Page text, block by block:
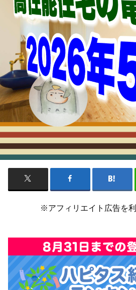
※アフィリエイト広告を